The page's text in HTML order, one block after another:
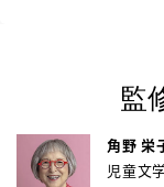
監
角野 栄
児童文